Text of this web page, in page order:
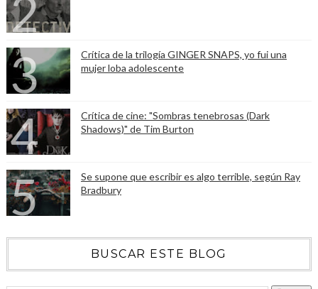
Crítica de la trilogía GINGER SNAPS, yo fui una
mujer loba adolescente
Crítica de cine: "Sombras tenebrosas (Dark
Shadows)" de Tim Burton
Se supone que escribir es algo terrible, según Ray
Bradbury
BUSCAR ESTE BLOG